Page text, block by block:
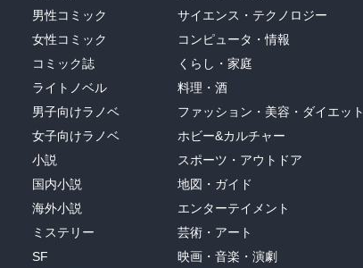
男性コミック
女性コミック
コミック誌
ライトノベル
男子向けラノベ
女子向けラノベ
小説
国内小説
海外小説
ミステリー
SF
サイエンス・テクノロジー
コンピュータ・情報
くらし・家庭
料理・酒
ファッション・美容・ダイエット
ホビー&カルチャー
スポーツ・アウトドア
地図・ガイド
エンターテイメント
芸術・アート
映画・音楽・演劇